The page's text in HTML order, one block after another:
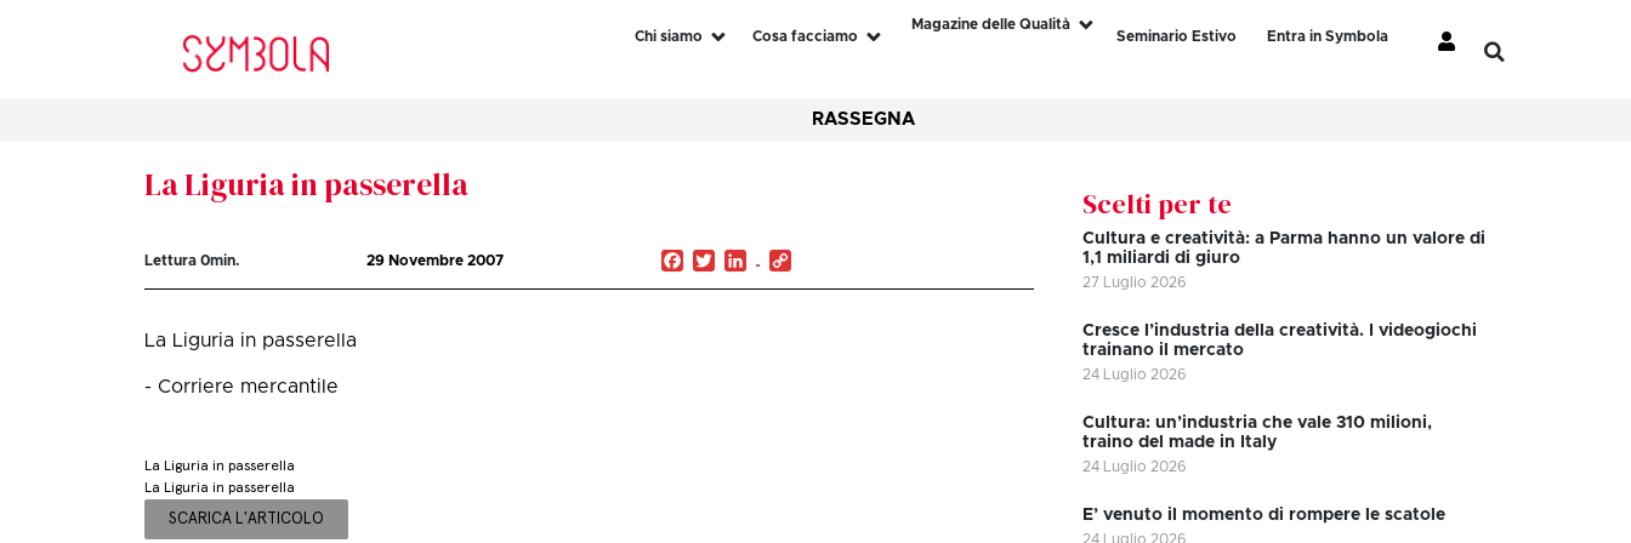
Chi siamo Cosa facciamo
Magazine delle Qualità
Seminario Estivo
Entra in Symbola
RASSEGNA
La Liguria in passerella
Lettura0min. 29 Novembre 2007 Facebook
TwitterLinkedIn
La Liguria in passerella
- Corriere mercantile
La Liguria in passerella
La Liguria in passerella
SCARICA L'ARTICOLO
Scelti per te
Cultura e creatività: a Parma hanno un valore di
1,1 miliardi di giuro
27 Luglio 2026
Cresce l’industria della creatività. I videogiochi
trainano il mercato
24 Luglio 2026
Cultura: un’industria che vale 310 milioni,
traino del made in Italy
24 Luglio 2026
E’ venuto il momento di rompere le scatole
24 Luglio 2026